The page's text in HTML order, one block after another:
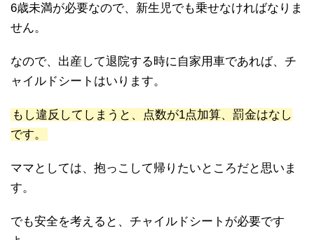
6歳未満が必要なので、新生児でも乗せなければなりま
せん。
なので、出産して退院する時に自家用車であれば、チ
ャイルドシートはいります。
もし違反してしまうと、点数が1点加算、罰金はなし
です。
ママとしては、抱っこして帰りたいところだと思いま
す。
でも安全を考えると、チャイルドシートが必要です